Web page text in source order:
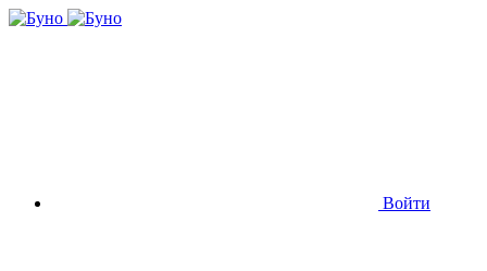
Войти